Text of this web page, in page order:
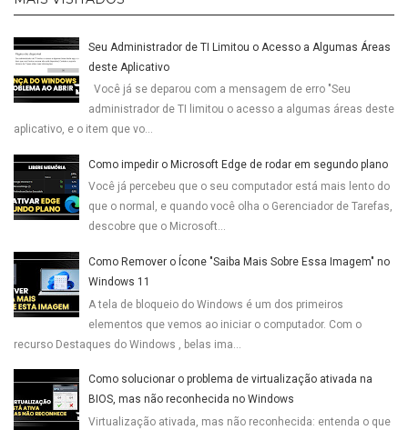
Seu Administrador de TI Limitou o Acesso a Algumas Áreas
deste Aplicativo
Você já se deparou com a mensagem de erro "Seu
administrador de TI limitou o acesso a algumas áreas deste
aplicativo, e o item que vo...
Como impedir o Microsoft Edge de rodar em segundo plano
Você já percebeu que o seu computador está mais lento do
que o normal, e quando você olha o Gerenciador de Tarefas,
descobre que o Microsoft...
Como Remover o Ícone "Saiba Mais Sobre Essa Imagem" no
Windows 11
A tela de bloqueio do Windows é um dos primeiros
elementos que vemos ao iniciar o computador. Com o
recurso Destaques do Windows , belas ima...
Como solucionar o problema de virtualização ativada na
BIOS, mas não reconhecida no Windows
Virtualização ativada, mas não reconhecida: entenda o que